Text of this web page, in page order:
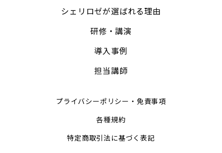
シェリロゼが選ばれる理由
研修・講演
導入事例
担当講師
プライバシーポリシー・免責事項
各種規約
特定商取引法に基づく表記